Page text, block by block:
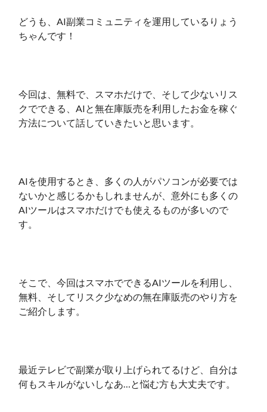
どうも、AI副業コミュニティを運用しているりょう
ちゃんです！
今回は、無料で、スマホだけで、そして少ないリス
クでできる、AIと無在庫販売を利用したお金を稼ぐ
方法について話していきたいと思います。
AIを使用するとき、多くの人がパソコンが必要では
ないかと感じるかもしれませんが、意外にも多くの
AIツールはスマホだけでも使えるものが多いので
す。
そこで、今回はスマホでできるAIツールを利用し、
無料、そしてリスク少なめの無在庫販売のやり方を
ご紹介します。
最近テレビで副業が取り上げられてるけど、自分は
何もスキルがないしなあ…と悩む方も大丈夫です。